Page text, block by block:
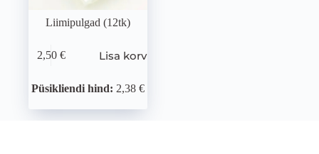
Liimipulgad (12tk)
2,50 € Lisa korvi
Püsikliendi hind: 2,38 €